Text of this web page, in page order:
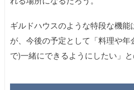
ギルドハウスのような特段な機能
が、今後の予定として「料理や年
で)一緒にできるようにしたい」と